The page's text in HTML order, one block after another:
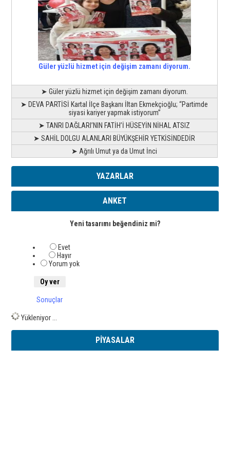
Güler yüzlü hizmet için değişim zamanı diyorum.
➤ Güler yüzlü hizmet için değişim zamanı diyorum.
➤ DEVA PARTİSİ Kartal İlçe Başkanı İltan Ekmekçioğlu; “Partimde
siyasi kariyer yapmak istiyorum”
➤ TANRI DAĞLARI’NIN FATİH’İ HÜSEYİN NİHAL ATSIZ
➤ SAHİL DOLGU ALANLARI BÜYÜKŞEHİR YETKİSİNDEDİR
➤ Ağrılı Umut ya da Umut İnci
YAZARLAR
ANKET
Yeni tasarımı beğendiniz mi?
Evet
Hayır
Yorum yok
Sonuçlar
Yükleniyor ...
PİYASALAR